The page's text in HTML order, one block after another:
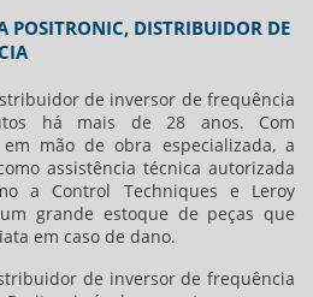
POSITRONIC, DISTRIBUIDOR DE
de inversor de frequência
há mais de 28 anos. Com
mão de obra especializada, a
assistência técnica autorizada
a Control Techniques e Leroy
grande estoque de peças que
em caso de dano.
de inversor de frequência